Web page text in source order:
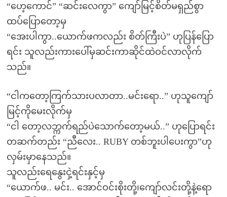
“ဟေ့ကောင်” “ဆင်းလေကွာ” ကျော်မြင့်စိတ်မရှည်စွာ
ထပ်ပြောတော့မှ
“အေးပါကွာ..ယောက်ဖကလည်း စိတ်ကြီးပဲ” ဟုပြန်ပြော
ရင်း သူလည်းကားပေါ်မှဆင်းကာဆိုင်ထဲဝင်လာလိုက်
သည်။
“ငါကတော့ကြက်သားပလာတာ..မင်းရော..” ဟုသူကျော်
မြင့်ကိုမေးလိုက်မှ
“ငါ တော့လဘ္ကက်ရည်ပဲသောက်တော့မယ်..” ဟုပြောရင်း
တဆက်တည်း “ညီလေး.. RUBY တစ်ဘူးပါပေးကွာ”ဟု
လှမ်းမှာနေသည်။
သူလည်းရေနွေးငှဲ့ရင်းနှင့်မှ
“ယောက်ဖ.. မင်း.. အောင်ဝင်းစိုးတို့၊ကျော်လင်းတို့နဲ့ရော